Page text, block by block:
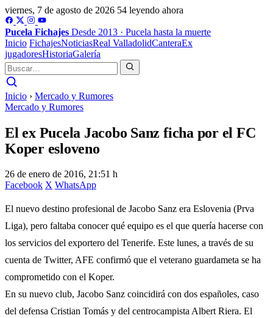
viernes, 7 de agosto de 2026 54 leyendo ahora
Pucela Fichajes Desde 2013 · Pucela hasta la muerte
Inicio FichajesNoticiasReal ValladolidCanteraEx
jugadoresHistoriaGalería
Inicio › Mercado y Rumores
Mercado y Rumores
El ex Pucela Jacobo Sanz ficha por el FC
Koper esloveno
26 de enero de 2016, 21:51 h
Facebook X WhatsApp
El nuevo destino profesional de Jacobo Sanz era Eslovenia (Prva
Liga), pero faltaba conocer qué equipo es el que quería hacerse con
los servicios del exportero del Tenerife. Este lunes, a través de su
cuenta de Twitter, AFE confirmó que el veterano guardameta se ha
comprometido con el Koper.
En su nuevo club, Jacobo Sanz coincidirá con dos españoles, caso
del defensa Cristian Tomás y del centrocampista Albert Riera. El